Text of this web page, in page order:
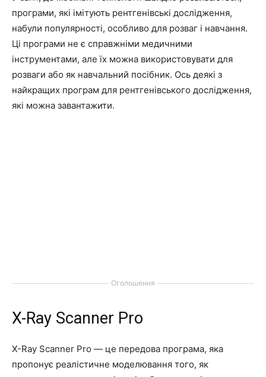
програми, які імітують рентгенівські дослідження,
набули популярності, особливо для розваг і навчання.
Ці програми не є справжніми медичними
інструментами, але їх можна використовувати для
розваги або як навчальний посібник. Ось деякі з
найкращих програм для рентгенівського дослідження,
які можна завантажити.
Оголошення
X-Ray Scanner Pro
X-Ray Scanner Pro — це передова програма, яка
пропонує реалістичне моделювання того, як